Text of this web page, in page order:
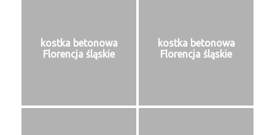
kostka betonowa
Florencja śląskie
kostka betonowa
Florencja śląskie